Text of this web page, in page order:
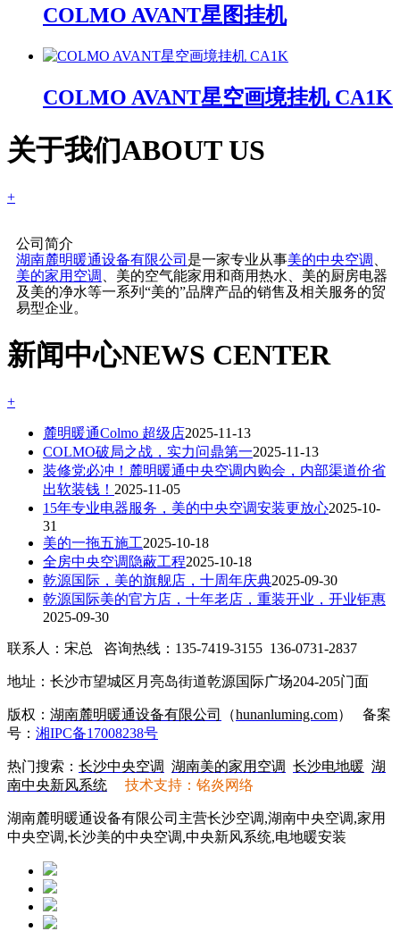
COLMO AVANT星图挂机
COLMO AVANT星空画境挂机 CA1K
关于我们ABOUT US
+
公司简介
湖南麓明暖通设备有限公司 是一家专业从事美的中央空调
美的家用空调
、美的空气能家用和商用热水、美的厨房电器
及美的净水等一系列“美的”品牌产品的销售及相关服务的贸
易型企业。
新闻中心NEWS CENTER
+
麓明暖通Colmo 超级店2025-11-13
COLMO破局之战，实力问鼎第一2025-11-13
装修党必冲！麓明暖通中央空调内购会，内部渠道价省
出软装钱！ 2025-11-05
15年专业电器服务，美的中央空调安装更放心2025-10-
31
美的一拖五施工2025-10-18
全房中央空调隐蔽工程2025-10-18
乾源国际，美的旗舰店，十周年庆典2025-09-30
乾源国际美的官方店，十年老店，重装开业，开业钜惠
2025-09-30
联系人：宋总 咨询热线：135-7419-3155 136-0731-2837
地址：长沙市望城区月亮岛街道乾源国际广场204-205门面
版权： 湖南麓明暖通设备有限公司 （hunanluming.com）
备案
号： 湘IPC备17008238号
热门搜索： 长沙中央空调 湖南美的家用空调 长沙电地暖 湖
南中央新风系统
技术支持：铭炎网络
湖南麓明暖通设备有限公司主营长沙空调,湖南中央空调,家用
中央空调,长沙美的中央空调,中央新风系统,电地暖安装